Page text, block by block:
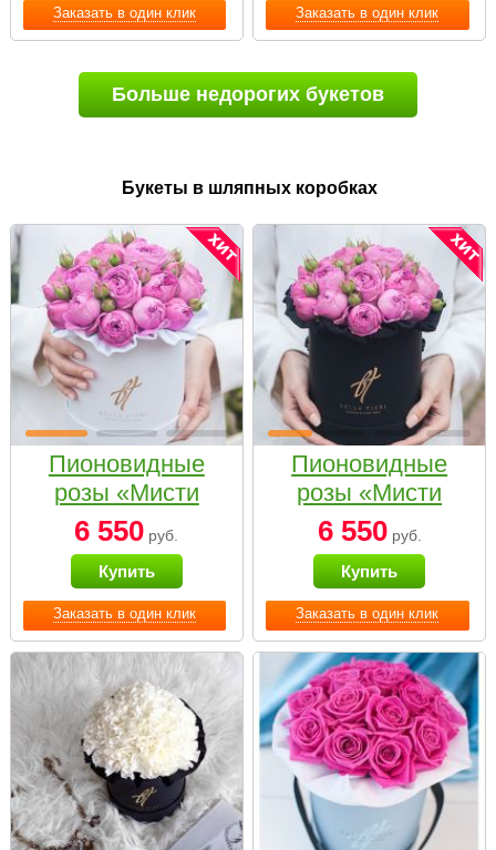
Заказать в один клик Заказать в один клик
Больше недорогих букетов
Букеты в шляпных коробках
Заказать в один клик
Пионовидные
розы «Мисти
бабблс» в белой
коробке Small
6 550 руб.
Купить
Заказать в один клик
Пионовидные
розы «Мисти
бабблс» в
черной коробке
Small
6 550руб.
Купить